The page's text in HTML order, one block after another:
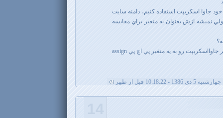
اگه بخواهيم مثلا از document.domain خود جاوا اسكريپت استفاده كنيم، دامنه سايت
نميشه ازش بعنوان يه متغير براي مقايسه
بعبارت ساده تر چطور ميشه يك متغير جاوااسكريپت رو به يه متغير پي اچ پي assign
چهارشنبه 5 دی 1386 - 10:18:22 قبل از ظهر